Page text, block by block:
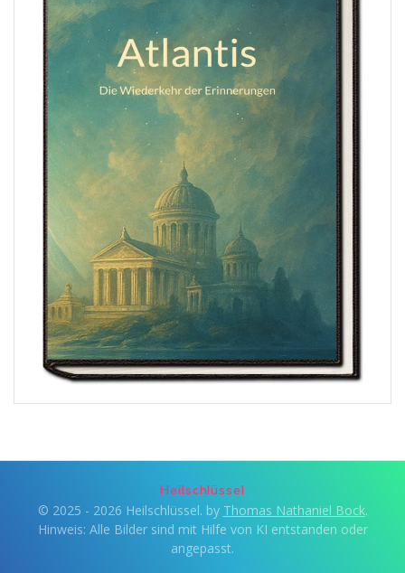
Heilschlüssel
© 2025 - 2026 Heilschlüssel. by Thomas Nathaniel Bock.
Hinweis: Alle Bilder sind mit Hilfe von KI entstanden oder
angepasst.